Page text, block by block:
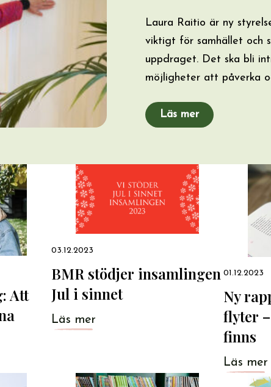
Laura Raitio är ny
viktigt för samhället och
uppdraget. Det ska bli
möjligheter att påverka
Läs mer
Att
03.12.2023
BMR stödjer insamlingen
Jul i sinnet
Läs mer
01.12.2023
Ny
flyter
finns
Läs mer